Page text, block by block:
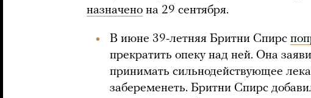
назначено на 29 сентября.
В июне 39-летняя Бритни Спирс
прекратить опеку над ней. Она
принимать сильнодействующее
забеременеть. Бритни Спирс